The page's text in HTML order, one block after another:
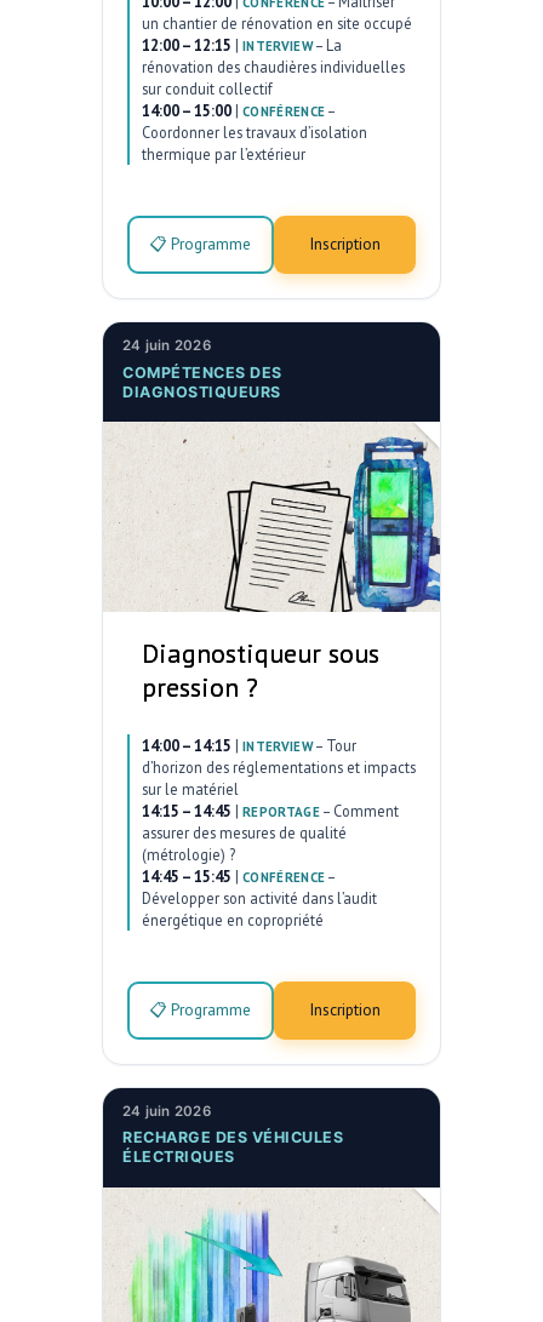
un chantier de rénovation en site occupé
12:00 – 12:15 | INTERVIEW– La
rénovation des chaudières individuelles
sur conduit collectif
14:00 – 15:00 | CONFÉRENCE –
Coordonner les travaux d’isolation
thermique par l’extérieur
📋 Programme Inscription
24 juin 2026
COMPÉTENCES DES
DIAGNOSTIQUEURS
Diagnostiqueur sous
pression ?
14:00 – 14:15 | INTERVIEW– Tour
d’horizon des réglementations et impacts
sur le matériel
14:15 – 14:45 | REPORTAGE– Comment
assurer des mesures de qualité
(métrologie) ?
14:45 – 15:45 | CONFÉRENCE –
Développer son activité dans l’audit
énergétique en copropriété
📋 Programme Inscription
24 juin 2026
RECHARGE DES VÉHICULES
ÉLECTRIQUES